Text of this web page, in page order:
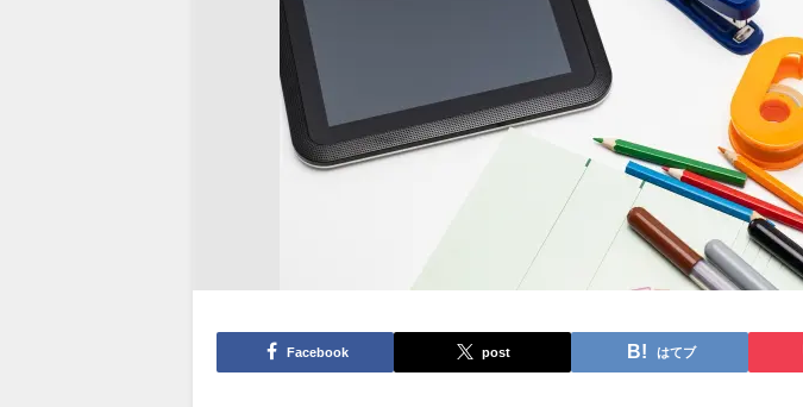
Facebook post はてブ